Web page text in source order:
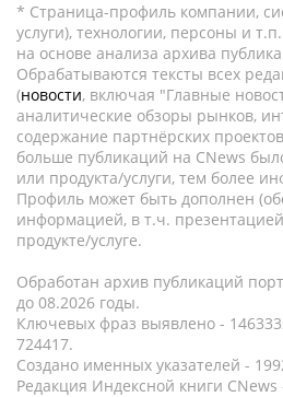
* Страница-профиль компании,
услуги), технологии, персоны и
на основе анализа архива
Обрабатываются тексты всех
(новости, включая "Главные
аналитические обзоры рынков,
содержание партнёрских
больше публикаций на CNews
или продукта/услуги, тем более
Профиль может быть дополнен
информацией, в т.ч.
продукте/услуге.
Обработан архив публикаций
до 08.2026 годы.
Ключевых фраз выявлено -
724417.
Создано именных указателей -
Редакция Индексной книги CNews